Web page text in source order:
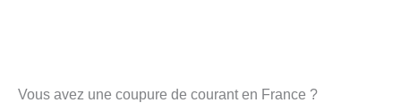
Vous avez une coupure de courant en France ?